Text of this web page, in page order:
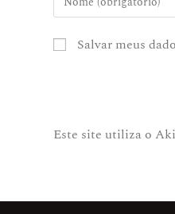
Salvar meus
Este site utiliza o